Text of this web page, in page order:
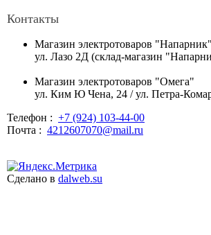
Контакты
Магазин электротоваров "Напарник"
ул. Лазо 2Д (склад-магазин
Магазин электротоваров "Омега"
ул. Ким Ю Чена, 24 / ул. Петра-
Телефон : +7 (924) 103-44-00
Почта : 4212607070@mail.ru
Сделано в dalweb.su